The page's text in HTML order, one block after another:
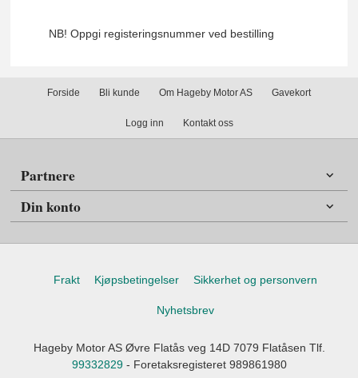
NB! Oppgi registeringsnummer ved bestilling
Forside Bli kunde Om Hageby Motor AS Gavekort
Logg inn Kontakt oss
Partnere
Din konto
Frakt Kjøpsbetingelser Sikkerhet og personvern
Nyhetsbrev
Hageby Motor AS Øvre Flatås veg 14D 7079 Flatåsen Tlf.
99332829- Foretaksregisteret 989861980